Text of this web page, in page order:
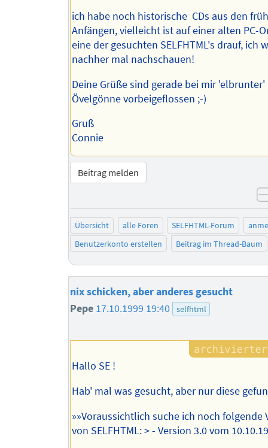
ich habe noch historische CDs aus den
Anfängen, vielleicht ist auf einer alten PC-
eine der gesuchten SELFHTML's drauf, ich
nachher mal nachschauen!
Deine Grüße sind gerade bei mir 'elbrunter'
Övelgönne vorbeigeflossen ;-)
Gruß
Connie
Beitrag melden
Übersicht alle Foren SELFHTML-Forum
Benutzerkonto erstellen
Beitrag im Thread-Baum
nix schicken, aber anderes gesucht
Pepe 17.10.1999 19:40 selfhtml
Hallo SE !
Hab' mal was gesucht, aber nur diese
»»Voraussichtlich suche ich noch folgende
von SELFHTML: > - Version 3.0 vom